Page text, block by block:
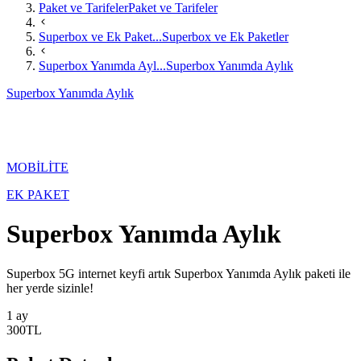
Paket ve TarifelerPaket ve Tarifeler
Superbox ve Ek Paket...Superbox ve Ek Paketler
Superbox Yanımda Ayl...Superbox Yanımda Aylık
Superbox Yanımda Aylık
MOBİLİTE
EK PAKET
Superbox Yanımda Aylık
​​​​​​Superbox 5G internet keyfi artık Superbox Yanımda Aylık paketi ile
her yerde sizinle!​
1 ay
300TL